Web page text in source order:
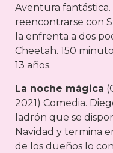
Aventura
reencontrarse con
la enfrenta a dos
Cheetah. 150
13 años.
La noche mágica
2021) Comedia.
ladrón que se
Navidad y termina
de los dueños lo